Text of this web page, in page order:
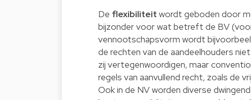
De flexibiliteit wordt geboden door
bijzonder voor wat betreft de BV
vennootschapsvorm wordt
de rechten van de aandeelhouders
zij vertegenwoordigen, maar
regels van aanvullend recht, zoals de
Ook in de NV worden diverse